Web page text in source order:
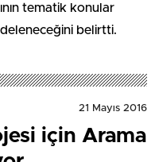
tematik konular
belirtti.
21 Mayıs 2016
için Arama